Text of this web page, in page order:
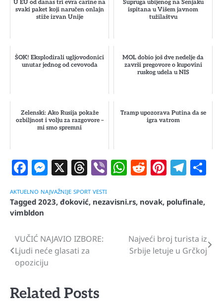
U EU od danas tri evra carine na
svaki paket koji naručen onlajn
stiže izvan Unije
Supruga ubijenog na Senjaku
ispitana u Višem javnom
tužilaštvu
ŠOK! Eksplodirali ugljovodonici
unutar jednog od cevovoda
MOL dobio još dve nedelje da
završi pregovore o kupovini
ruskog udela u NIS
Zelenski: Ako Rusija pokaže
ozbiljnost i volju za razgovore –
mi smo spremni
Tramp upozorava Putina da se
igra vatrom
Facebook
Messenger
X Threads
ViberWhatsApp
Reddit
AKTUELNO NAJVAŽNIJE SPORT VESTI
Tagged 2023, đoković, nezavisni.rs, novak, polufinale,
vimbldon
Navigacija
članaka
VUČIĆ NAJAVIO IZBORE:
Ljudi neće glasati za
opoziciju
Najveći broj turista iz
Srbije letuje u Grčkoj
Related Posts